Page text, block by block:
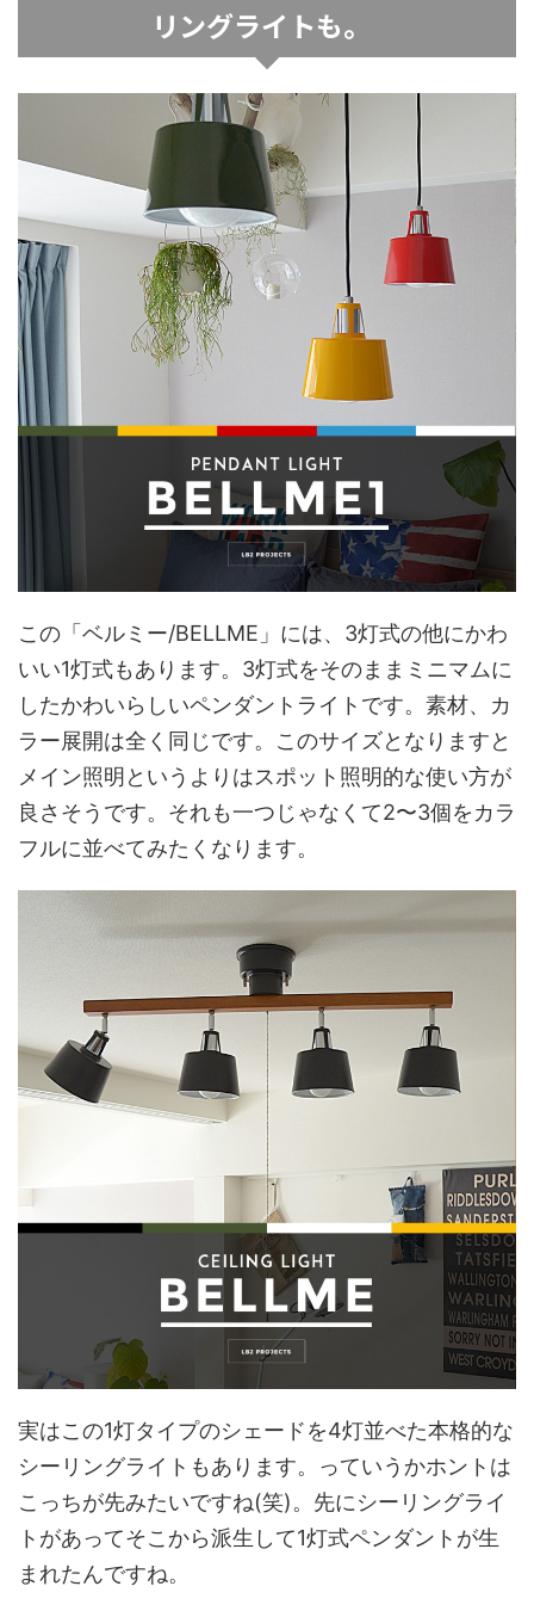
リングライトも。
この「ベルミー/BELLME」には、3灯式の他にかわ
いい1灯式もあります。3灯式をそのままミニマムに
したかわいらしいペンダントライトです。素材、カ
ラー展開は全く同じです。このサイズとなりますと
メイン照明というよりはスポット照明的な使い方が
良さそうです。それも一つじゃなくて2〜3個をカラ
フルに並べてみたくなります。
実はこの1灯タイプのシェードを4灯並べた本格的な
シーリングライトもあります。っていうかホントは
こっちが先みたいですね(笑)。先にシーリングライ
トがあってそこから派生して1灯式ペンダントが生
まれたんですね。